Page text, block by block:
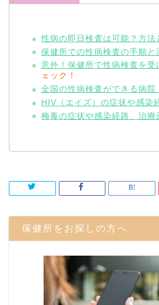
性病の即日検査は可能？方法
保健所での性病検査の手順と
意外！保健所で性病検査を受
ェック！
全国の性病検査ができる病
HIV（エイズ）の症状や感染
梅毒の症状や感染経路、治療
保健所をお探しの方へ